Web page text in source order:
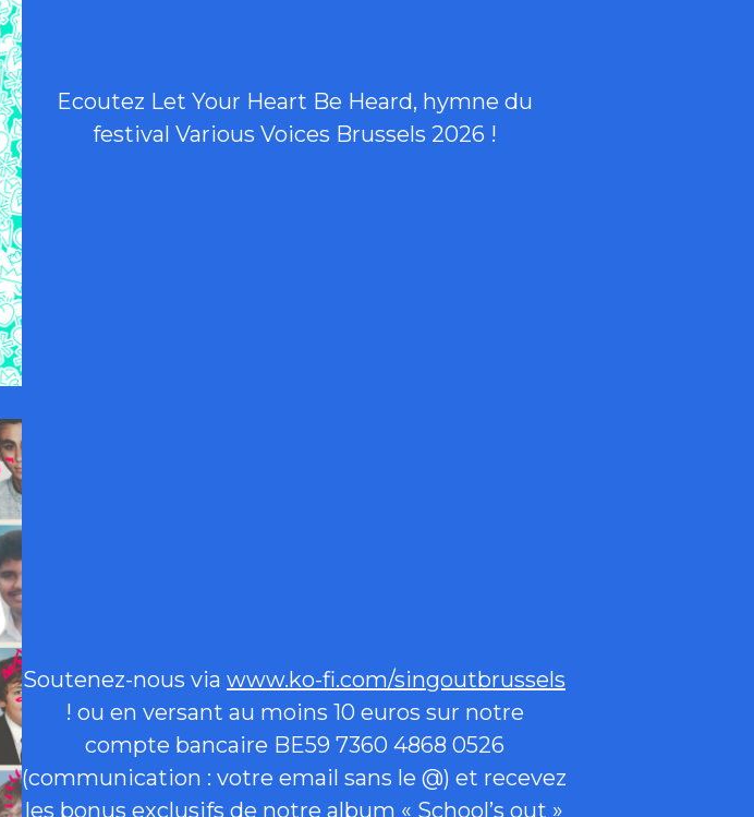
Ecoutez Let Your Heart Be Heard, hymne du
festival Various Voices Brussels 2026 !
Soutenez-nous via www.ko-fi.com/singoutbrussels
! ou en versant au moins 10 euros sur notre
compte bancaire BE59 7360 4868 0526
(communication : votre email sans le @) et recevez
les bonus exclusifs de notre album « School’s out »